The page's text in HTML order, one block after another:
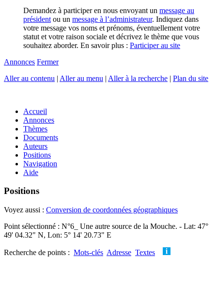
Demandez à participer en nous envoyant un message au
président ou un message à l’administrateur. Indiquez dans
votre message vos noms et prénoms, éventuellement votre
statut et votre raison sociale et décrivez le thème que vous
souhaitez aborder. En savoir plus : Participer au site
Annonces Fermer
Aller au contenu | Aller au menu | Aller à la recherche | Plan du site
Accueil
Annonces
Thèmes
Documents
Auteurs
Positions
Navigation
Aide
Positions
Voyez aussi : Conversion de coordonnées géographiques
Point sélectionné : N°6_ Une autre source de la Mouche. - Lat: 47°
49' 04.32" N, Lon: 5° 14' 20.73" E
Recherche de points : Mots-clés Adresse Textes